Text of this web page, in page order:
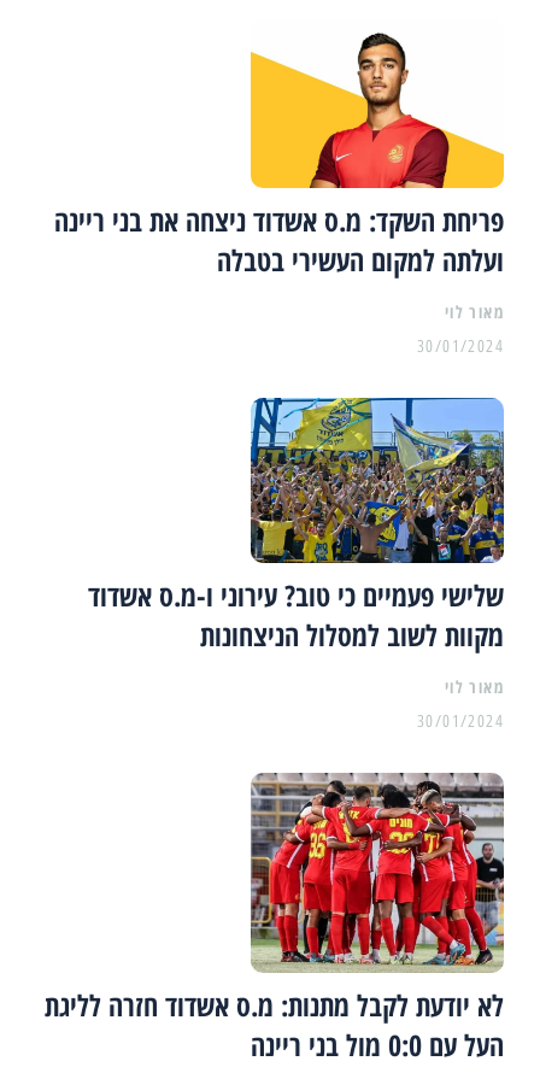
פריחת השקד: מ.ס אשדוד ניצחה את בני ריינה
ועלתה למקום העשירי בטבלה
מאור לוי
30/01/2024
שלישי פעמיים כי טוב? עירוני ו-מ.ס אשדוד
מקוות לשוב למסלול הניצחונות
מאור לוי
30/01/2024
לא יודעת לקבל מתנות: מ.ס אשדוד חזרה לליגת
העל עם 0:0 מול בני ריינה